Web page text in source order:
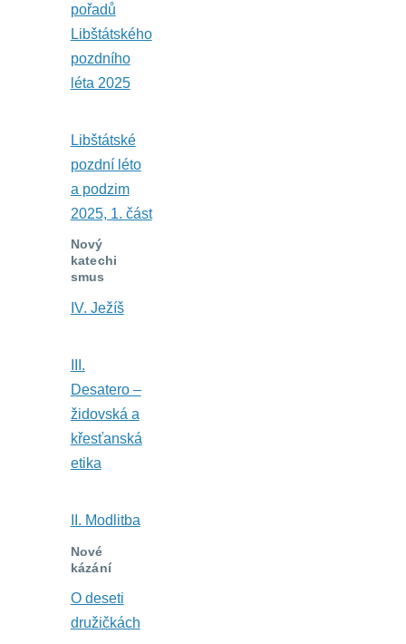
pořadů
Libštátského
pozdního
léta 2025
Libštátské
pozdní léto
a podzim
2025, 1. část
Nový
katechi
smus
IV. Ježíš
III.
Desatero –
židovská a
křesťanská
etika
II. Modlitba
Nové
kázání
O deseti
družičkách